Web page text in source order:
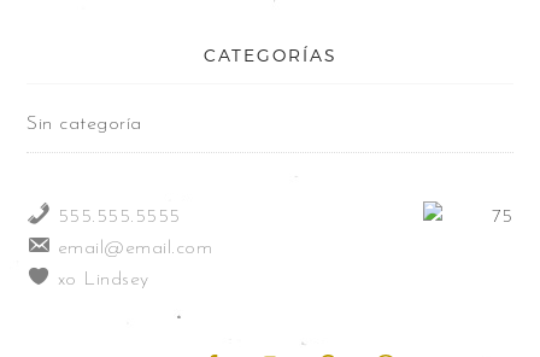
CATEGORÍAS
Sin categoría
555.555.5555
email@email.com
xo Lindsey